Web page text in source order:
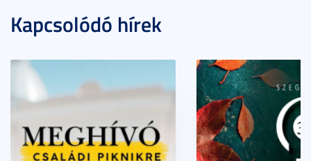
Kapcsolódó hírek